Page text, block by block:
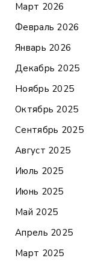
Март 2026
Февраль 2026
Январь 2026
Декабрь 2025
Ноябрь 2025
Октябрь 2025
Сентябрь 2025
Август 2025
Июль 2025
Июнь 2025
Май 2025
Апрель 2025
Март 2025